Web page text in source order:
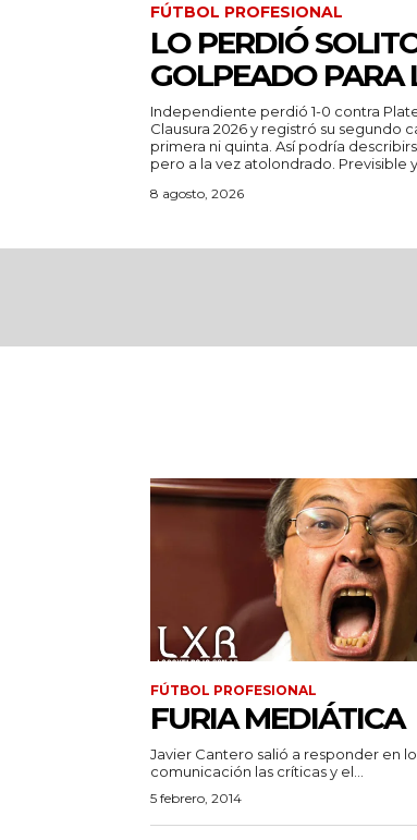
FÚTBOL PROFESIONAL
LO PERDIÓ
GOLPEADO PARA
Independiente perdió 1-0 contra
Clausura 2026 y registró su segundo caída al hilo. Es un
primera ni quinta. Así podría
pero a la vez atolondrado. Previsible
8 agosto, 2026
FÚTBOL PROFESIONAL
FURIA MEDIÁTICA
Javier Cantero salió a responder en
comunicación las críticas y el...
5 febrero, 2014